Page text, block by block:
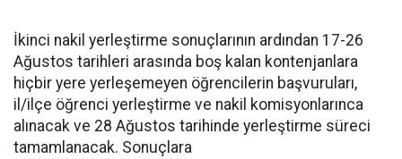
İkinci nakil yerleştirme sonuçlarının ardından 17-26
Ağustos tarihleri arasında boş kalan kontenjanlara
hiçbir yere yerleşemeyen öğrencilerin başvuruları,
il/ilçe öğrenci yerleştirme ve nakil komisyonlarınca
alınacak ve 28 Ağustos tarihinde yerleştirme süreci
tamamlanacak. Sonuçlara